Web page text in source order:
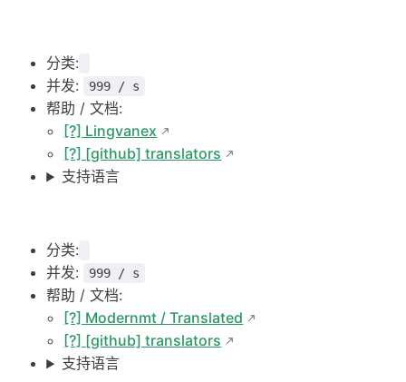
分类:
并发:
999 / s
帮助 / 文档:
[?] Lingvanex
[?] [github] translators
支持语言
分类:
并发:
999 / s
帮助 / 文档:
[?] Modernmt / Translated
[?] [github] translators
支持语言